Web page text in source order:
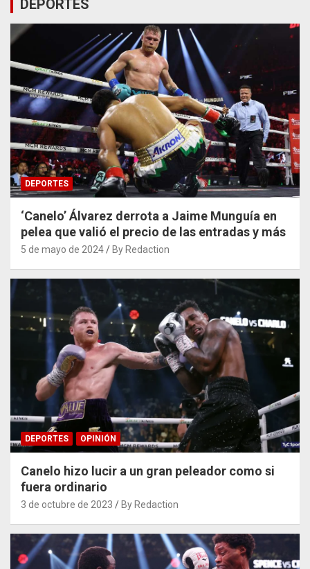
DEPORTES
DEPORTES
‘Canelo’ Álvarez derrota a Jaime Munguía en
pelea que valió el precio de las entradas y más
5 de mayo de 2024 By Redaction
DEPORTES OPINIÓN
Canelo hizo lucir a un gran peleador como si
fuera ordinario
3 de octubre de 2023 By Redaction